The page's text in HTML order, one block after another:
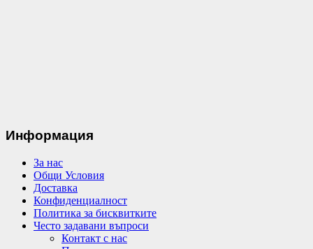
Информация
За нас
Общи Условия
Доставка
Конфиденциалност
Политика за бисквитките
Често задавани въпроси
Контакт с нас